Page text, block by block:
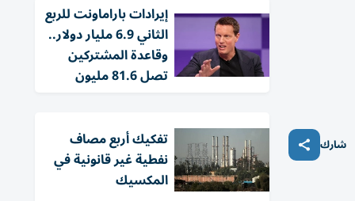
شارك
إيرادات باراماونت للربع
الثاني 6.9 مليار دولار..
وقاعدة المشتركين
تصل 81.6 مليون
تفكيك أربع مصاف
نفطية غير قانونية في
المكسيك